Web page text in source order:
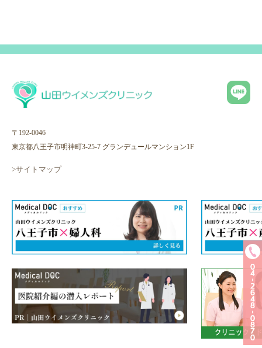
〒192-0046
東京都八王子市明神町3-25-7 グランデュールマンション1F
>サイトマップ